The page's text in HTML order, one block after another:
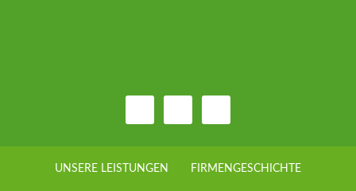
UNSERE LEISTUNGEN FIRMENGESCHICHTE